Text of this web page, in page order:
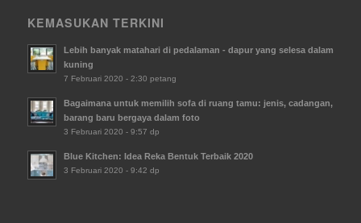
KEMASUKAN TERKINI
Lebih banyak matahari di pedalaman - dapur yang selesa dalam
kuning
7 Februari 2020 - 2:30 petang
Bagaimana untuk memilih sofa di ruang tamu: jenis, cadangan,
barang baru bergaya dalam foto
3 Februari 2020 - 9:57 dp
Blue Kitchen: Idea Reka Bentuk Terbaik 2020
3 Februari 2020 - 9:42 dp